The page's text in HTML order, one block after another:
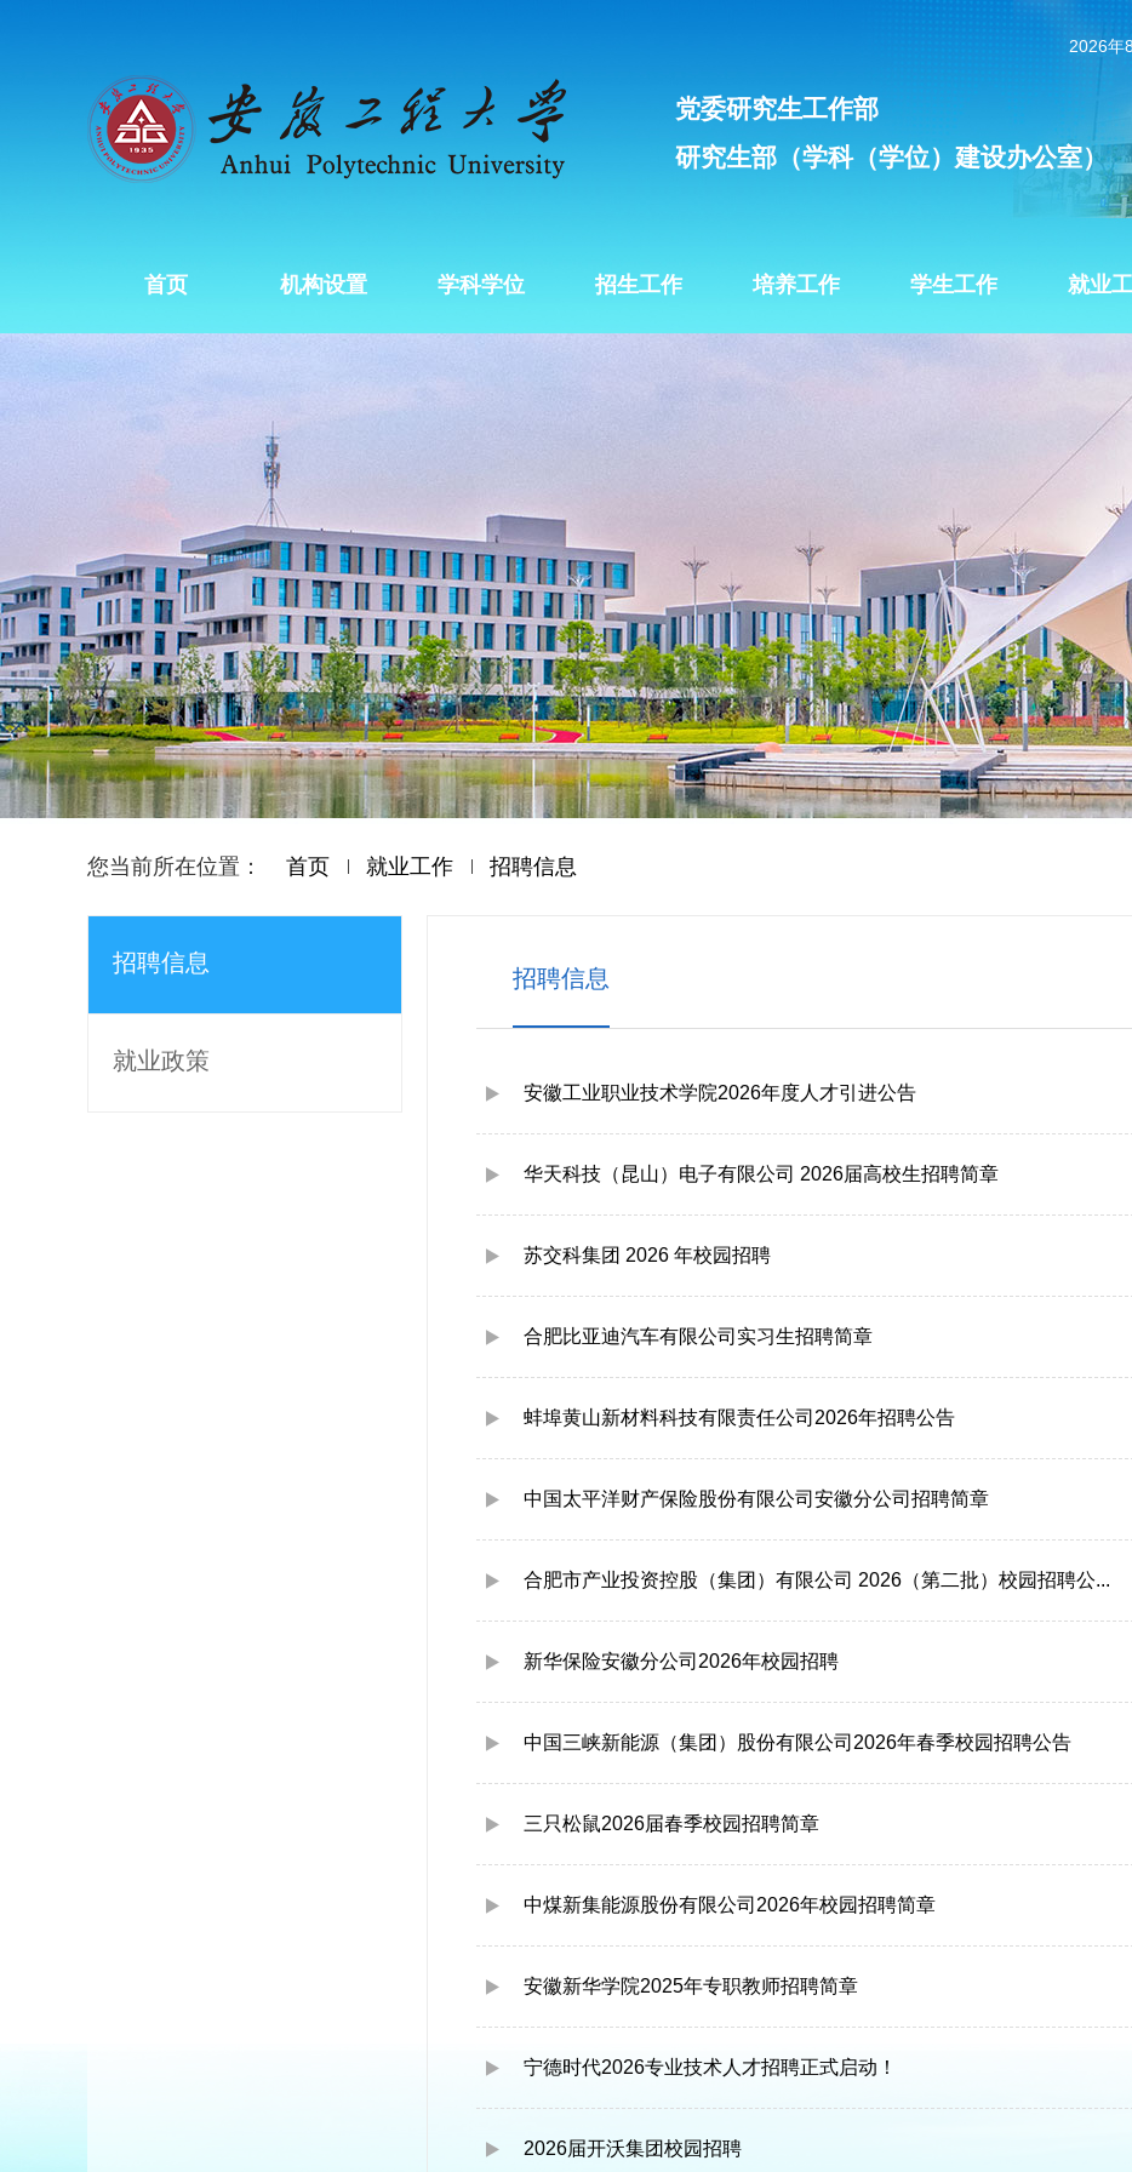
2026年
党委研究生工作部
研究生部（学科（学位）建设办公室）
首页 机构设置 学科学位 招生工作 培养工作 学生工作 就业
您当前所在位置： 首页 就业工作 招聘信息
招聘信息
就业政策
招聘信息
安徽工业职业技术学院2026年度人才引进公告
华天科技（昆山）电子有限公司 2026届高校生招聘简章
苏交科集团 2026 年校园招聘
合肥比亚迪汽车有限公司实习生招聘简章
蚌埠黄山新材料科技有限责任公司2026年招聘公告
中国太平洋财产保险股份有限公司安徽分公司招聘简章
合肥市产业投资控股（集团）有限公司 2026（第二批）校园招聘公...
新华保险安徽分公司2026年校园招聘
中国三峡新能源（集团）股份有限公司2026年春季校园招聘公告
三只松鼠2026届春季校园招聘简章
中煤新集能源股份有限公司2026年校园招聘简章
安徽新华学院2025年专职教师招聘简章
宁德时代2026专业技术人才招聘正式启动！
2026届开沃集团校园招聘